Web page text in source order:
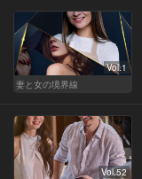
Vol.1
妻と女の境界線
Vol.52